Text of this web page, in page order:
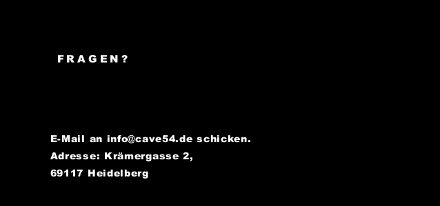
FRAGEN?
E-Mail an info@cave54.de schicken.
Adresse: Krämergasse 2,
69117 Heidelberg